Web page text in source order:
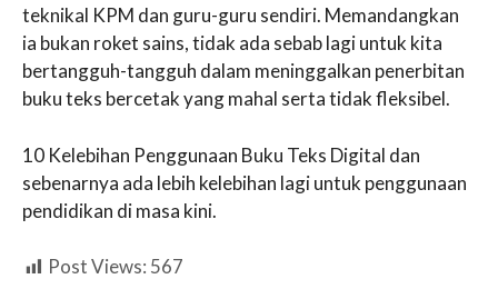
teknikal KPM dan guru-guru sendiri. Memandangkan
ia bukan roket sains, tidak ada sebab lagi untuk kita
bertangguh-tangguh dalam meninggalkan penerbitan
buku teks bercetak yang mahal serta tidak fleksibel.
10 Kelebihan Penggunaan Buku Teks Digital dan
sebenarnya ada lebih kelebihan lagi untuk penggunaan
pendidikan di masa kini.
Post Views: 567